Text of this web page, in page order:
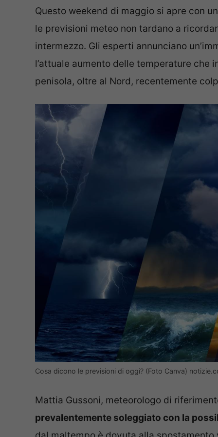
Questo weekend di maggio si apre con
le previsioni meteo non tardano a
intermezzo. Gli esperti annunciano
l’attuale aumento delle temperature che
penisola, oltre al Nord, recentemente
Cosa dicono le previsioni di oggi? (Foto Canva)
Mattia Gussoni, meteorologo di
prevalentemente soleggiato con la